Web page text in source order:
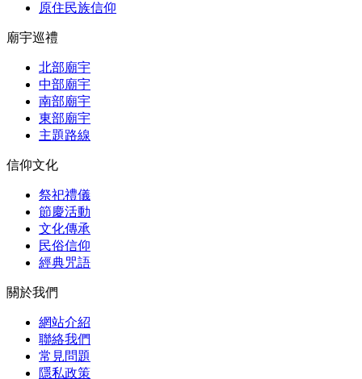
原住民族信仰
廟宇巡禮
北部廟宇
中部廟宇
南部廟宇
東部廟宇
主題路線
信仰文化
祭祀禮儀
節慶活動
文化傳承
民俗信仰
經典咒語
關於我們
網站介紹
聯絡我們
常見問題
隱私政策